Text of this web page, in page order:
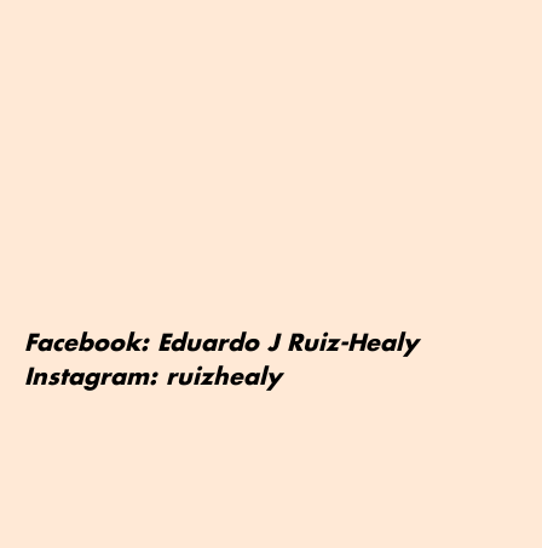
Facebook: Eduardo J Ruiz-Healy
Instagram: ruizhealy